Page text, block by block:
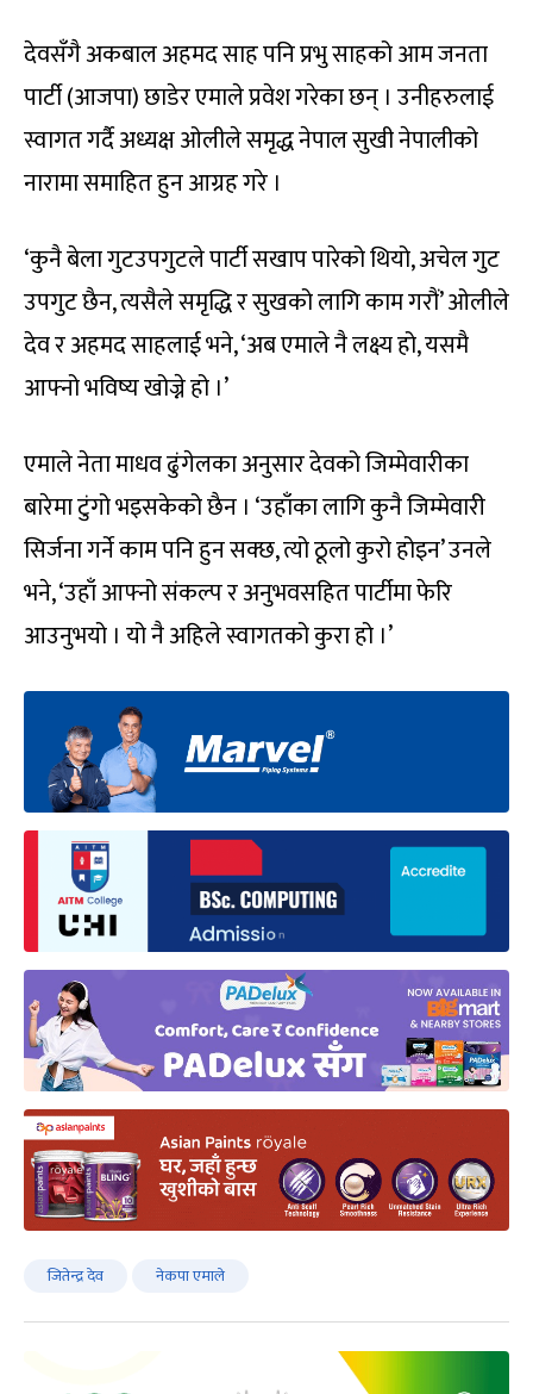
देवसँगै अकबाल अहमद साह पनि प्रभु साहको आम जनता
पार्टी (आजपा) छाडेर एमाले प्रवेश गरेका छन् । उनीहरुलाई
स्वागत गर्दै अध्यक्ष ओलीले समृद्ध नेपाल सुखी नेपालीको
नारामा समाहित हुन आग्रह गरे ।
‘कुनै बेला गुटउपगुटले पार्टी सखाप पारेको थियो, अचेल गुट
उपगुट छैन, त्यसैले समृद्धि र सुखको लागि काम गरौं’ ओलीले
देव र अहमद साहलाई भने, ‘अब एमाले नै लक्ष्य हो, यसमै
आफ्नो भविष्य खोज्ने हो ।’
एमाले नेता माधव ढुंगेलका अनुसार देवको जिम्मेवारीका
बारेमा टुंगो भइसकेको छैन । ‘उहाँका लागि कुनै जिम्मेवारी
सिर्जना गर्ने काम पनि हुन सक्छ, त्यो ठूलो कुरो होइन’ उनले
भने, ‘उहाँ आफ्नो संकल्प र अनुभवसहित पार्टीमा फेरि
आउनुभयो । यो नै अहिले स्वागतको कुरा हो ।’
जितेन्द्र देव नेकपा एमाले